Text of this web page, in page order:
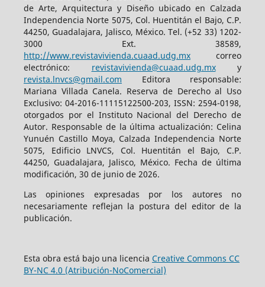
de Arte, Arquitectura y Diseño ubicado en Calzada
Independencia Norte 5075, Col. Huentitán el Bajo, C.P.
44250, Guadalajara, Jalisco, México. Tel. (+52 33) 1202-
3000 Ext. 38589,
http://www.revistavivienda.cuaad.udg.mxcorreo
electrónico: revistavivienda@cuaad.udg.mxy
revista.lnvcs@gmail.com Editora responsable:
Mariana Villada Canela. Reserva de Derecho al Uso
Exclusivo: 04-2016-11115122500-203, ISSN: 2594-0198,
otorgados por el Instituto Nacional del Derecho de
Autor. Responsable de la última actualización: Celina
Yunuén Castillo Moya, Calzada Independencia Norte
5075, Edificio LNVCS, Col. Huentitán el Bajo, C.P.
44250, Guadalajara, Jalisco, México. Fecha de última
modificación, 30 de junio de 2026.
Las opiniones expresadas por los autores no
necesariamente reflejan la postura del editor de la
publicación.
Esta obra está bajo una licencia Creative Commons CC
BY-NC 4.0 (Atribución-NoComercial)